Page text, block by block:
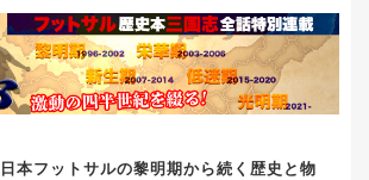
日本フットサルの黎明期から続く歴史と物